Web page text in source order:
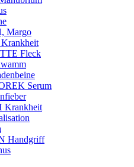
Margo
Fleck
Serum
Krankheit
Handgriff